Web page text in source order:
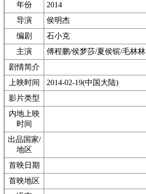
年份
2014
导演
侯明杰
编剧
石小克
主演
傅程鹏/侯梦莎/夏侯镔/毛林林
剧情简介
上映时间
2014-02-19(中国大陆)
影片类型
内地上映
时间
出品国家/
地区
首映日期
首映地区